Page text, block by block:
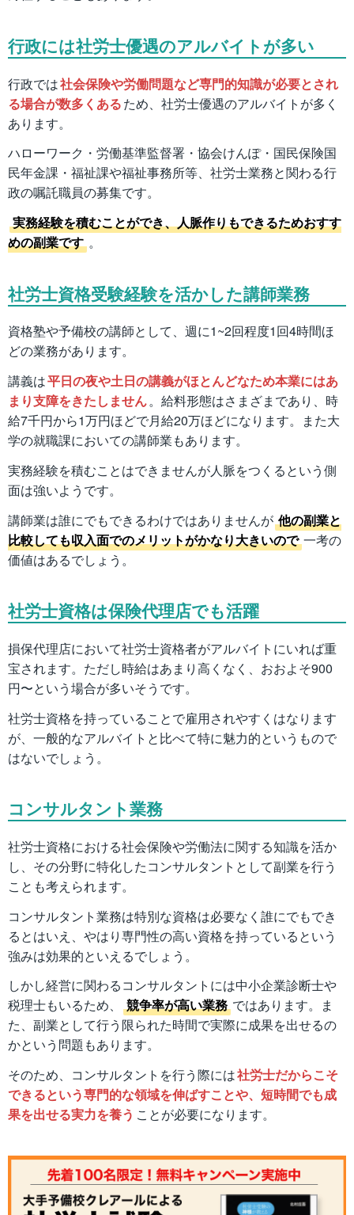
行政には社労士優遇のアルバイトが多い
行政では社会保険や労働問題など専門的知識が必要とされ
る場合が数多くあるため、社労士優遇のアルバイトが多く
あります。
ハローワーク・労働基準監督署・協会けんぽ・国民保険国
民年金課・福祉課や福祉事務所等、社労士業務と関わる行
政の嘱託職員の募集です。
実務経験を積むことができ、人脈作りもできるためおすす
めの副業です 。
社労士資格受験経験を活かした講師業務
資格塾や予備校の講師として、週に1~2回程度1回4時間ほ
どの業務があります。
講義は平日の夜や土日の講義がほとんどなため本業にはあ
まり支障をきたしません。給料形態はさまざまであり、時
給7千円から1万円ほどで月給20万ほどになります。また大
学の就職課においての講師業もあります。
実務経験を積むことはできませんが人脈をつくるという側
面は強いようです。
講師業は誰にでもできるわけではありませんが 他の副業と
比較しても収入面でのメリットがかなり大きいので 一考の
価値はあるでしょう。
社労士資格は保険代理店でも活躍
損保代理店において社労士資格者がアルバイトにいれば重
宝されます。ただし時給はあまり高くなく、おおよそ900
円〜という場合が多いそうです。
社労士資格を持っていることで雇用されやすくはなります
が、一般的なアルバイトと比べて特に魅力的というもので
はないでしょう。
コンサルタント業務
社労士資格における社会保険や労働法に関する知識を活か
し、その分野に特化したコンサルタントとして副業を行う
ことも考えられます。
コンサルタント業務は特別な資格は必要なく誰にでもでき
るとはいえ、やはり専門性の高い資格を持っているという
強みは効果的といえるでしょう。
しかし経営に関わるコンサルタントには中小企業診断士や
税理士もいるため、
競争率が高い業務 ではあります。ま
た、副業として行う限られた時間で実際に成果を出せるの
かという問題もあります。
そのため、コンサルタントを行う際には社労士だからこそ
できるという専門的な領域を伸ばすことや、短時間でも成
果を出せる実力を養う ことが必要になります。